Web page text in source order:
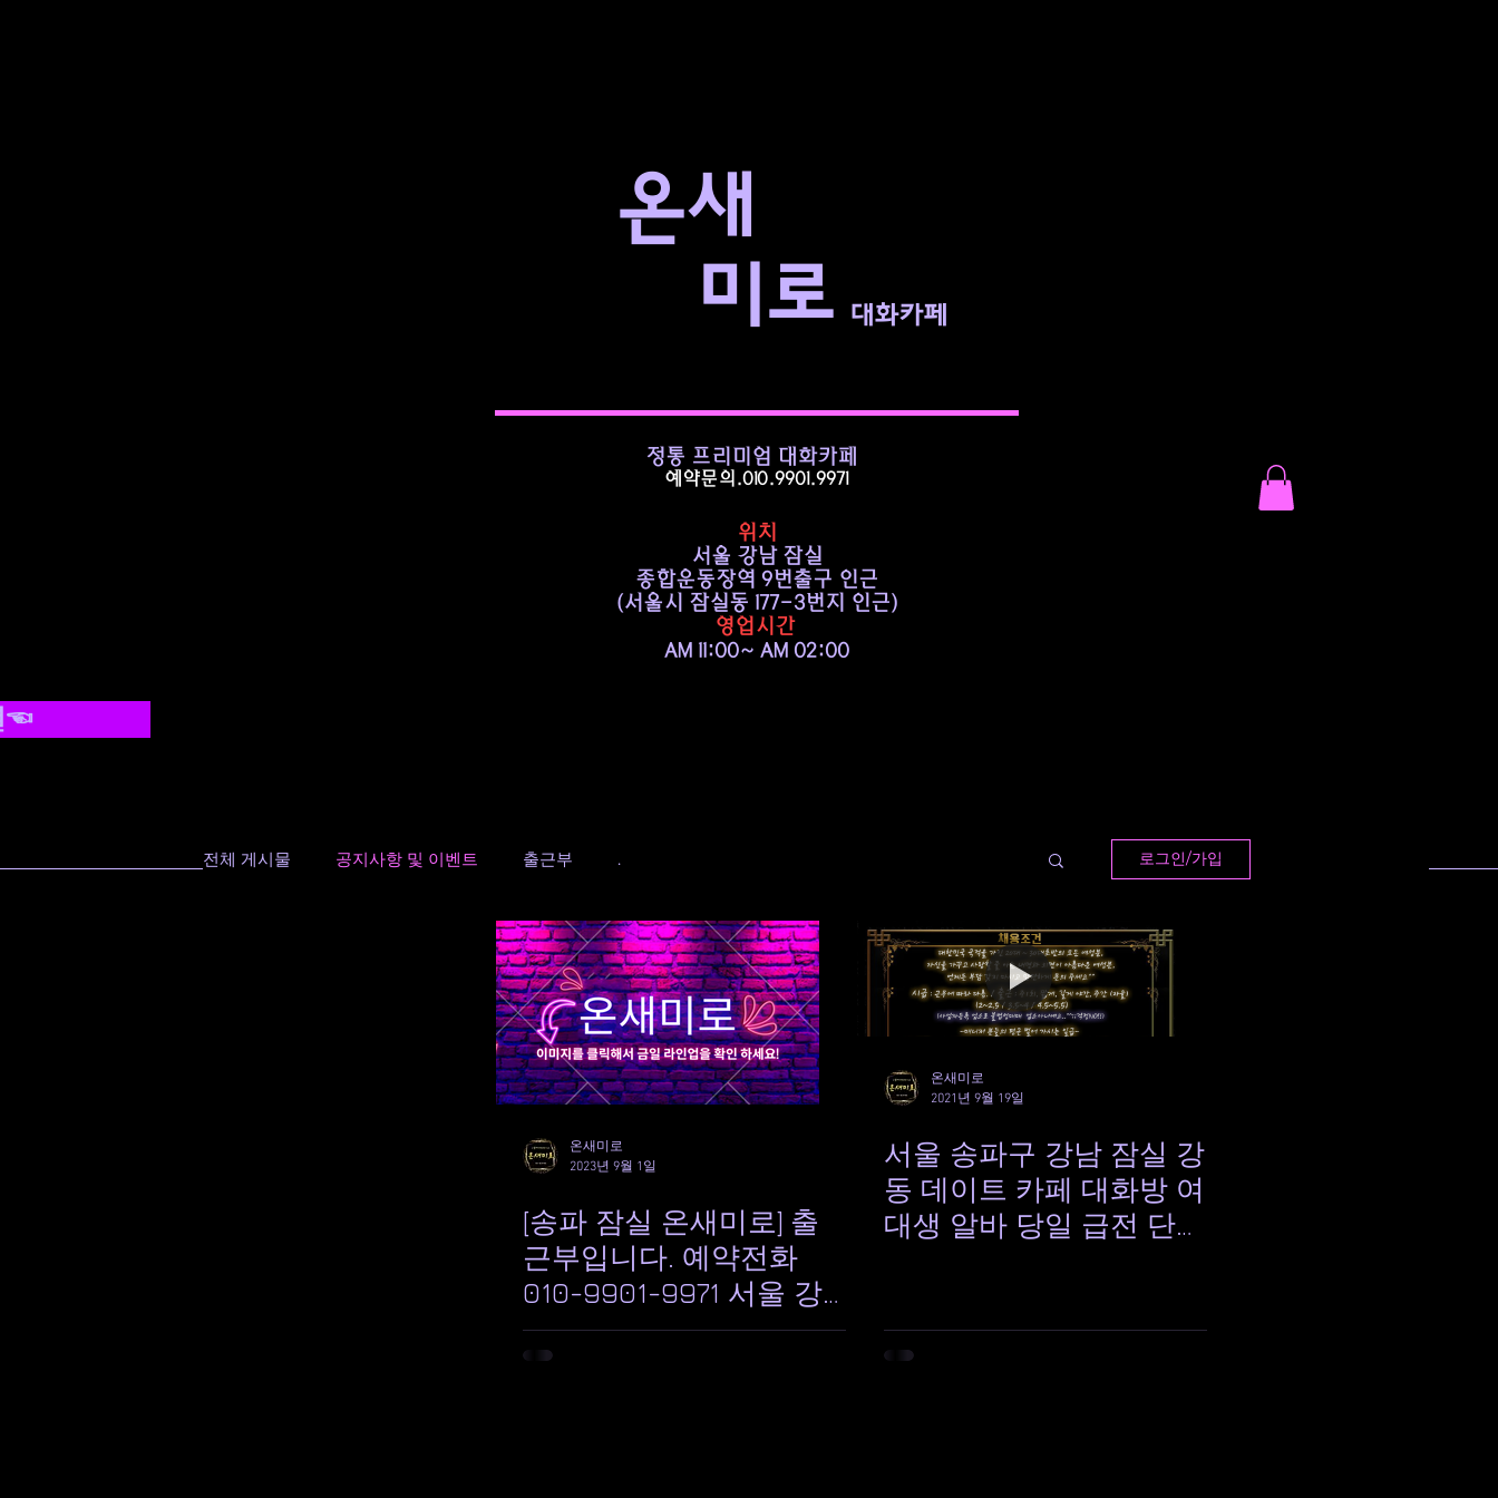
​온새
미로
대화카페
정통 프리미엄 대화카페
예약문의.010.9901.9971
위치
서울 강남 잠실
종합운동장역 9번출구 인근
​(서울시 잠실동 177-3번지 인근)
영업시간
AM 11:00~ AM 02:00
☜
전체 게시물 공지사항 및 이벤트 출근부 . 로그인/가입
온새미로
2023년 9월 1일
[송파 잠실 온새미로] 출
근부입니다. 예약전화
010-9901-9971 서울 강
남 강동 역삼 선릉 잠실새
내 종합운동장 건전데이
온새미로
2021년 9월 19일
서울 송파구 강남 잠실 강
동 데이트 카페 대화방 여
대생 알바 당일 급전 단기
노하우로 출근 하시는 모
든 분들의 만콜을 목적으